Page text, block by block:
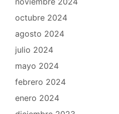
octubre 2024
agosto 2024
julio 2024
mayo 2024
febrero 2024
enero 2024